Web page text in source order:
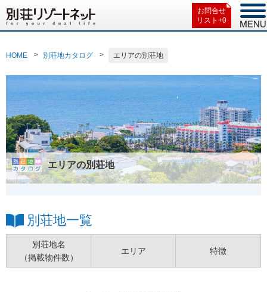
お問合せ
リスト+0
HOME 別荘地カタログ エリアの別荘地
エリアの別荘地
別荘地一覧
別荘地名
（掲載物件数）
エリア 特徴